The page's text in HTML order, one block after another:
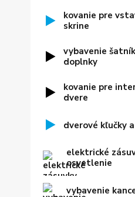
kovanie pre
skrine
vybavenie
doplnky
kovanie pre
dvere
dverové kľučky
elektrické
osvetlenie
vybavenie